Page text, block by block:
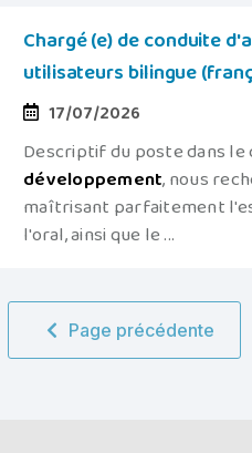
Chargé (e) de conduite
utilisateurs bilingue
17/07/2026
Descriptif du poste dans le
développement, nous
maîtrisant parfaitement
l'oral, ainsi que le ...
Page précédente